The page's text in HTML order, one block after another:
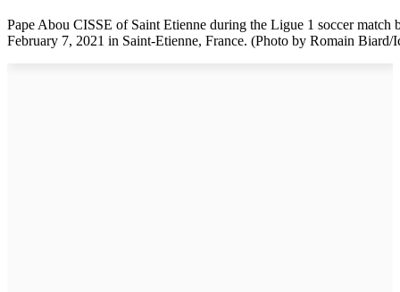
Pape Abou CISSE of Saint Etienne during the Ligue 1 soccer
February 7, 2021 in Saint-Etienne, France. (Photo by Romain Biard/